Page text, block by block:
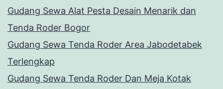
Gudang Sewa Alat Pesta Desain Menarik dan
Tenda Roder Bogor
Gudang Sewa Tenda Roder Area Jabodetabek
Terlengkap
Gudang Sewa Tenda Roder Dan Meja Kotak